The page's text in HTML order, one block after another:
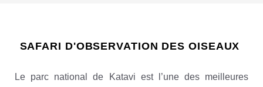
SAFARI D'OBSERVATION DES OISEAUX
Le parc national de Katavi est l’une des meilleures